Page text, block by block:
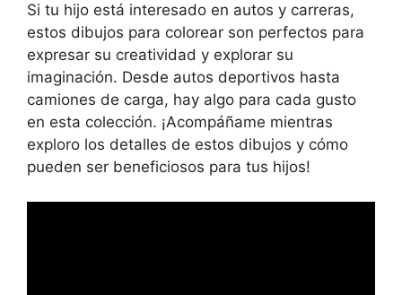
Si tu hijo está interesado en autos y carreras,
estos dibujos para colorear son perfectos para
expresar su creatividad y explorar su
imaginación. Desde autos deportivos hasta
camiones de carga, hay algo para cada gusto
en esta colección. ¡Acompáñame mientras
exploro los detalles de estos dibujos y cómo
pueden ser beneficiosos para tus hijos!